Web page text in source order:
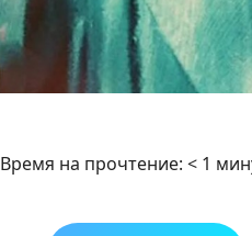
Время на прочтение: < 1